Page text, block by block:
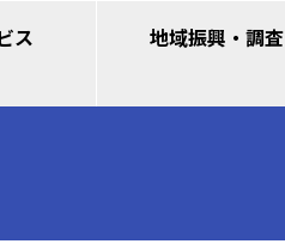
ス 地域振興・調査